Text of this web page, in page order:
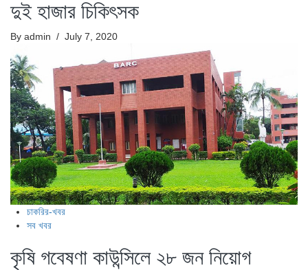
দুই হাজার চিকিৎসক
By admin / July 7, 2020
চাকরির-খবর
সব খবর
কৃষি গবেষণা কাউন্সিলে ২৮ জন নিয়োগ